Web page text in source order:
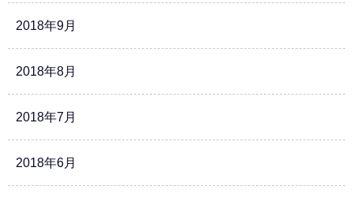
2018年9月
2018年8月
2018年7月
2018年6月